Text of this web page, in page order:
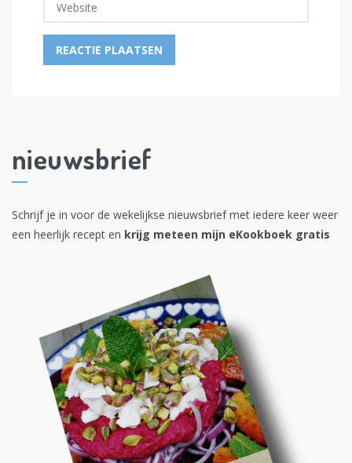
nieuwsbrief
Schrijf je in voor de wekelijkse nieuwsbrief met iedere keer weer
een heerlijk recept en krijg meteen mijn eKookboek gratis